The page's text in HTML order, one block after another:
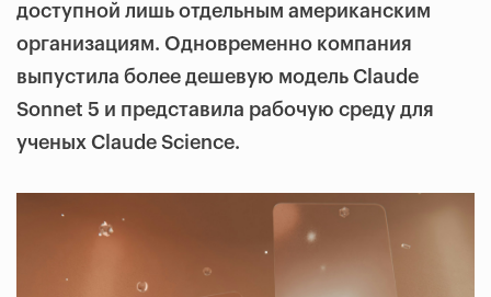
доступной лишь отдельным американским
организациям. Одновременно компания
выпустила более дешевую модель Claude
Sonnet 5 и представила рабочую среду для
ученых Claude Science.